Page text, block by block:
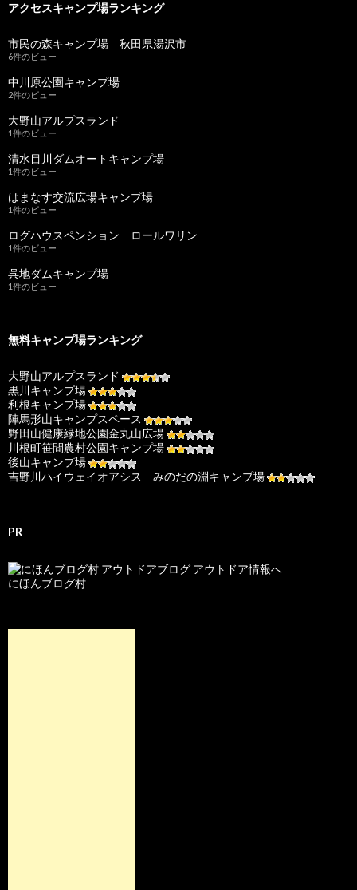
アクセスキャンプ場ランキング
市民の森キャンプ場 秋田県湯沢市
6件のビュー
中川原公園キャンプ場
2件のビュー
大野山アルプスランド
1件のビュー
清水目川ダムオートキャンプ場
1件のビュー
はまなす交流広場キャンプ場
1件のビュー
ログハウスペンション ロールワリン
1件のビュー
呉地ダムキャンプ場
1件のビュー
無料キャンプ場ランキング
大野山アルプスランド
黒川キャンプ場
利根キャンプ場
陣馬形山キャンプスペース
野田山健康緑地公園金丸山広場
川根町笹間農村公園キャンプ場
後山キャンプ場
吉野川ハイウェイオアシス みのだの淵キャンプ場
PR
にほんブログ村